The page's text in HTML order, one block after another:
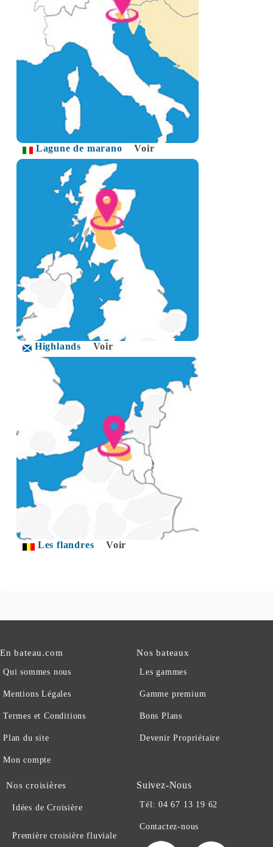
Lagune de marano Voir
Highlands Voir
Les flandres Voir
En bateau.com
Qui sommes nous
Mentions Légales
Termes et Conditions
Plan du site
Mon compte
Nos bateaux
Les gammes
Gamme premium
Bons Plans
Devenir Propriétaire
Nos croisières
Idées de Croisière
Première croisière fluviale
Suivez-Nous
Tél: 04 67 13 19 62
Contactez-nous